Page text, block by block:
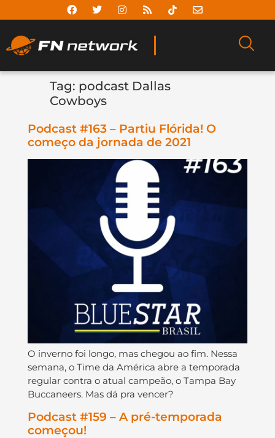
Tag: podcast Dallas
Cowboys
Podcast #163 – Partiu Flórida! O
começo da jornada de 2021
O inverno foi longo, mas chegou ao fim. Nessa
semana, o Time da América abre a temporada
regular contra o atual campeão, o Tampa Bay
Buccaneers. Mas dá pra vencer?
Podcast #159 – A pré-temporada
começou!